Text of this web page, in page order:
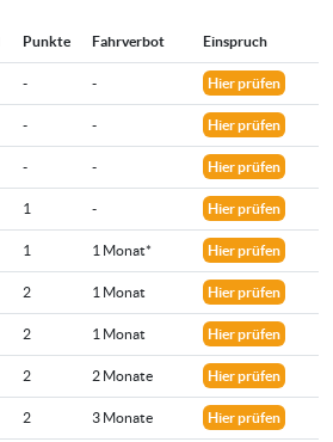
Punkte Fahrverbot Einspruch
- - Hier prüfen
- - Hier prüfen
- - Hier prüfen
1 - Hier prüfen
1 1 Monat* Hier prüfen
2 1 Monat Hier prüfen
2 1 Monat Hier prüfen
2 2 Monate Hier prüfen
2 3 Monate Hier prüfen